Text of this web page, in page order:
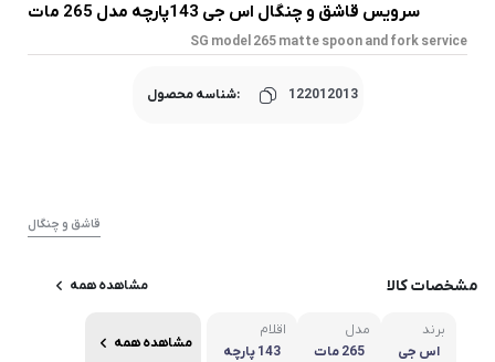
سرویس قاشق و چنگال اس جی 143پارچه مدل 265 مات
SG model 265 matte spoon and fork service
شناسه محصول: 122012013
قاشق و چنگال
مشخصات کالا مشاهده همه
برند
اس جی
مدل
265 مات
اقلام
143 پارچه
مشاهده همه